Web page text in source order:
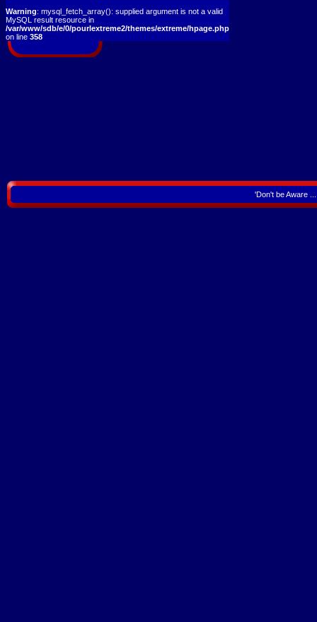
Warning: mysql_fetch_array(): supplied argument is not a valid
MySQL result resource in
/var/www/sdb/e/0/pourlextreme2/themes/extreme/hpage.php
on line 358
'Don't be Aware